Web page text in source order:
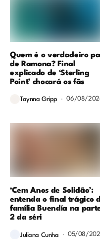
Quem é o verdadeiro
de Ramona? Final
explicado de ‘Sterling
Point’ chocará os fãs
Taynna Gripp 06/08/
‘Cem Anos de Solidão’:
entenda o final trágico
família Buendía na
2 da séri
Juliana Cunha 05/08/